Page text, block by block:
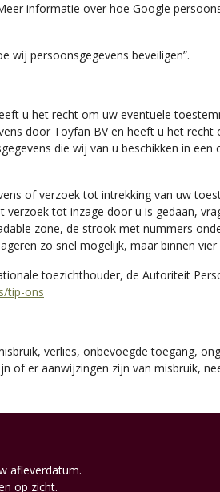
informatie over hoe Google
wij persoonsgegevens beveiligen”.
u het recht om uw eventuele
door Toyfan BV en heeft u het recht
die wij van u beschikken in
of verzoek tot intrekking van uw
verzoek tot inzage door u is gedaan,
zone, de strook met nummers
zo snel mogelijk, maar binnen
toezichthouder, de Autoriteit
tip-ons
verlies, onbevoegde toegang,
of er aanwijzingen zijn van misbruik,
afleverdatum.
op zicht.